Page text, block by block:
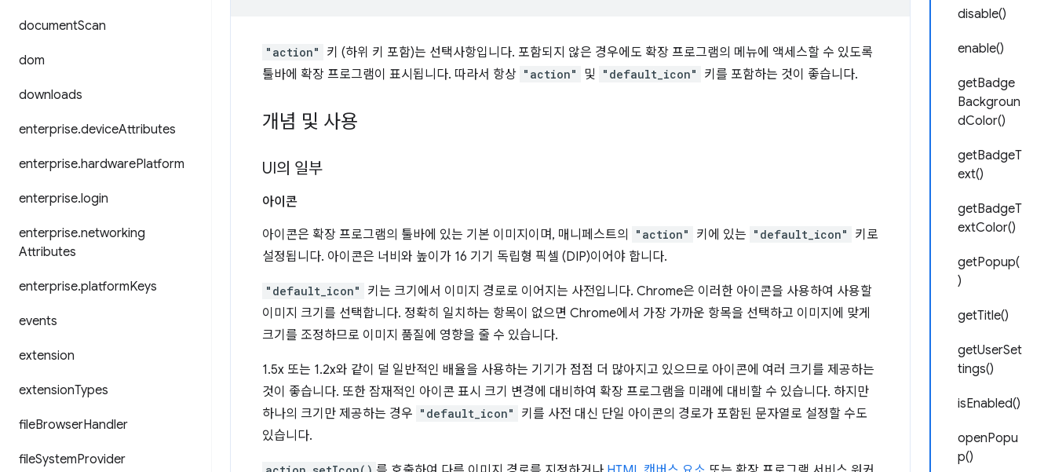
documentScan
dom
downloads
enterprise.deviceAttributes
enterprise.hardwarePlatform
enterprise.login
enterprise.networking
Attributes
enterprise.platformKeys
events
extension
extensionTypes
fileBrowserHandler
fileSystemProvider
disable()
enable()
getBadge
Backgroun
dColor()
getBadgeT
ext()
getBadgeT
extColor()
getPopup(
)
getTitle()
getUserSet
tings()
isEnabled()
openPopu
p()
"action"
키 (하위 키 포함)는 선택사항입니다. 포함되지 않은 경우에도 확장 프로그램의 메뉴에 액세스할 수 있도록
툴바에 확장 프로그램이 표시됩니다. 따라서 항상 "action" 및 "default_icon" 키를 포함하는 것이 좋습니다.
개념 및 사용
UI의 일부
아이콘
아이콘은 확장 프로그램의 툴바에 있는 기본 이미지이며, 매니페스트의 "action" 키에 있는 "default_icon"
키로
설정됩니다. 아이콘은 너비와 높이가 16 기기 독립형 픽셀 (DIP)이어야 합니다.
"default_icon"
키는 크기에서 이미지 경로로 이어지는 사전입니다. Chrome은 이러한 아이콘을 사용하여 사용할
이미지 크기를 선택합니다. 정확히 일치하는 항목이 없으면 Chrome에서 가장 가까운 항목을 선택하고 이미지에 맞게
크기를 조정하므로 이미지 품질에 영향을 줄 수 있습니다.
1.5x 또는 1.2x와 같이 덜 일반적인 배율을 사용하는 기기가 점점 더 많아지고 있으므로 아이콘에 여러 크기를 제공하는
것이 좋습니다. 또한 잠재적인 아이콘 표시 크기 변경에 대비하여 확장 프로그램을 미래에 대비할 수 있습니다. 하지만
하나의 크기만 제공하는 경우 "default_icon"
키를 사전 대신 단일 아이콘의 경로가 포함된 문자열로 설정할 수도
있습니다.